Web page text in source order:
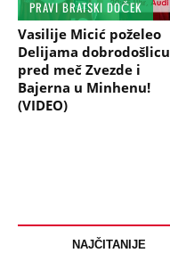
PRAVI BRATSKI DOČEK
Vasilije Micić poželeo
Delijama dobrodošlicu
pred meč Zvezde i
Bajerna u Minhenu!
(VIDEO)
NAJČITANIJE